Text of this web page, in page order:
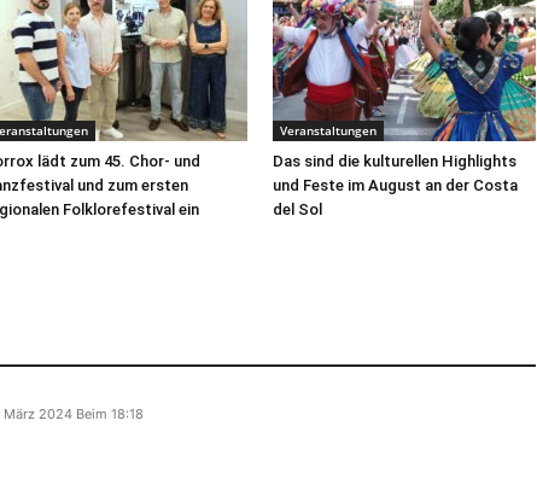
lädt zum 45. Chor- und
und zum ersten
Folklorefestival ein
Veranstaltungen
Das sind die kulturellen Highlights
und Feste im August an der Costa
del Sol
März 2024 Beim 18:18